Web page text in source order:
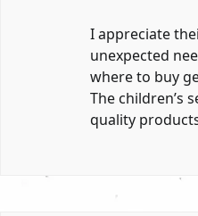
I appreciate
unexpected
where to buy
The children’s
quality